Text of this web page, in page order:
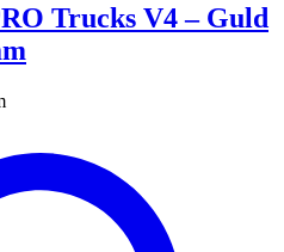
Trucks V4 – Guld